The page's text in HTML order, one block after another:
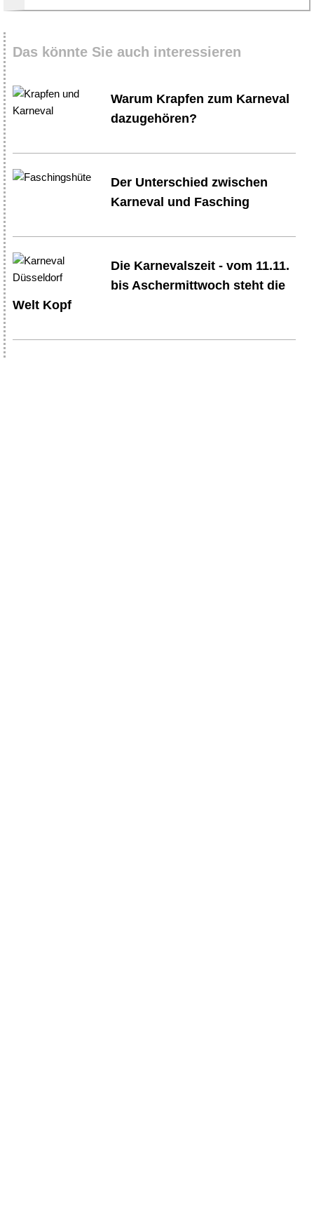
Das könnte Sie auch interessieren
Warum Krapfen zum Karneval
dazugehören?
Der Unterschied zwischen
Karneval und Fasching
Die Karnevalszeit - vom 11.11.
bis Aschermittwoch steht die
Welt Kopf